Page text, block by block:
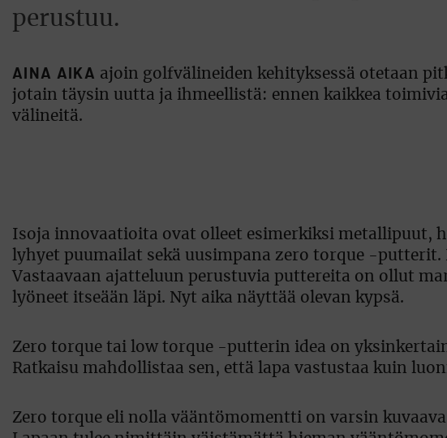
perustuu.
AINA AIKA ajoin golfvälineiden kehityksessä otetaan
jotain täysin uutta ja ihmeellistä: ennen kaikkea
välineitä.
Isoja innovaatioita ovat olleet esimerkiksi metallipuut,
lyhyet puumailat sekä uusimpana zero torque -
Vastaavaan ajatteluun perustuvia puttereita on ollut
lyöneet itseään läpi. Nyt aika näyttää olevan kypsä.
Zero torque tai low torque -putterin idea on
Ratkaisu mahdollistaa sen, että lapa vastustaa kuin
Zero torque eli nolla vääntömomentti on varsin